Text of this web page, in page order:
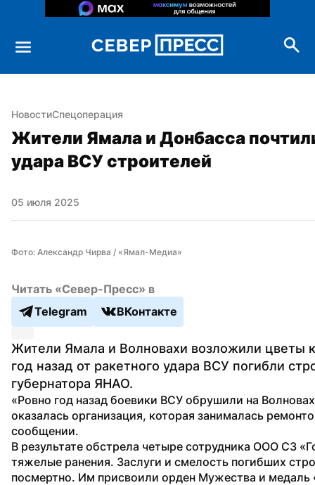
НовостиСпецоперация
Жители Ямала и Донбасса
удара ВСУ строителей
05 июля 2025
Фото: Александр Чирва / «Ямал-Медиа»
Читать «Север-Пресс» в
Telegram
ВКонтакте
Жители Ямала и Волновахи возложили цветы
год назад от ракетного удара ВСУ погибли
губернатора ЯНАО.
«Ровно год назад боевики ВСУ обрушили на
оказалась организация, которая занималась
сообщении.
В результате обстрела четыре сотрудника ООО СЗ
тяжелые ранения. Заслуги и смелость погибших
посмертно. Им присвоили орден Мужества и медаль